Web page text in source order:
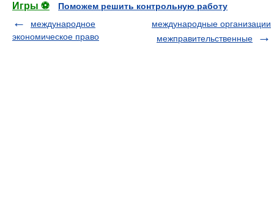
Игры ⚽
Поможем решить контрольную работу
международное
экономическое право
международные организации
межправительственные